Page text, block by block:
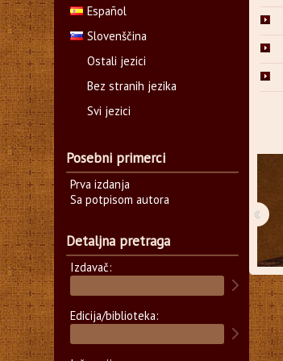
‹
Español
Slovenščina
Ostali jezici
Bez stranih jezika
Svi jezici
Posebni primerci
Prva izdanja
Sa potpisom autora
Detaljna pretraga
Izdavač:
Edicija/biblioteka: